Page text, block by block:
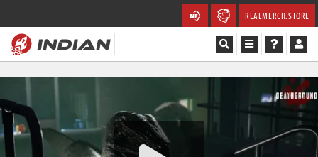
REALMERCH.STORE
Recenze
Videa